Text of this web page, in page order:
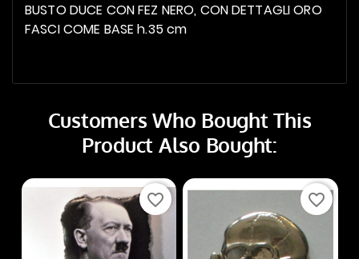
BUSTO DUCE CON FEZ NERO, CON DETTAGLI ORO
FASCI COME BASE h.35 cm
Customers Who Bought This
Product Also Bought:
favorite_border favorite_border